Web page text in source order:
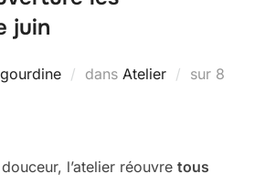
juin
dans Atelier sur 8
l’atelier réouvre tous